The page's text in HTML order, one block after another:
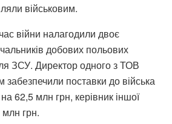
військовим.
війни налагодили двоє
добових польових
ЗСУ. Директор одного з ТОВ
забезпечили поставки до війська
62,5 млн грн, керівник іншої
грн.